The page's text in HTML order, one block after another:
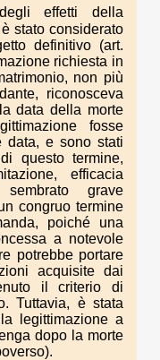
effetti della
stato considerato
definitivo (art.
richiesta in
non più
riconosceva
data della morte
fosse
data, e sono stati
questo termine,
efficacia
grave
congruo termine
poiché una
a notevole
potrebbe portare
acquisite dai
il criterio di
Tuttavia, è stata
legittimazione a
dopo la morte